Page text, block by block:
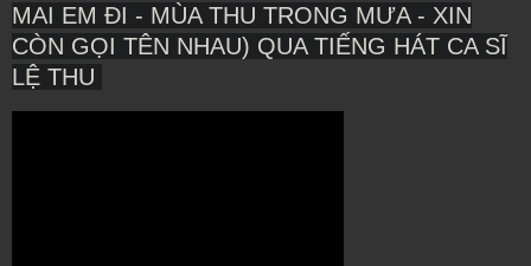
MAI EM ĐI - MÙA THU TRONG MƯA - XIN
CÒN GỌI TÊN NHAU) QUA TIẾNG HÁT CA SĨ
LỆ THU